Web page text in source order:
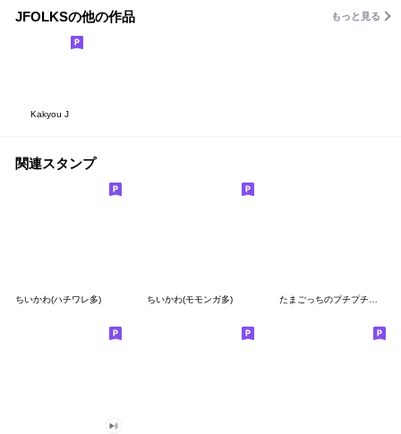
JFOLKSの他の作品 もっと見る
Kakyou J
関連スタンプ
ちいかわ(ハチワレ多) ちいかわ(モモンガ多) たまごっちのプチプチおみせっち